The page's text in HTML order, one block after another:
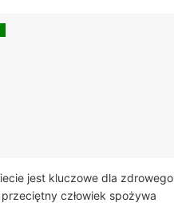
jest kluczowe dla zdrowego
człowiek spożywa